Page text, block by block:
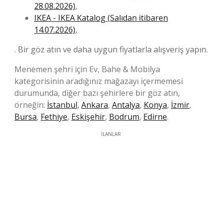
28.08.2026),
IKEA - IKEA Katalog (Salıdan itibaren
14.07.2026),
. Bir göz atın ve daha uygun fiyatlarla alışveriş yapın.
Menemen şehri için Ev, Bahe & Mobilya
kategorisinin aradığınız mağazayı içermemesi
durumunda, diğer bazı şehirlere bir göz atın,
örneğin: İstanbul, Ankara, Antalya, Konya, İzmir,
Bursa, Fethiye, Eskişehir, Bodrum, Edirne.
İLANLAR